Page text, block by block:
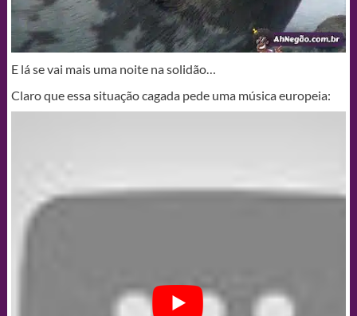
E lá se vai mais uma noite na solidão…
Claro que essa situação cagada pede uma música europeia: